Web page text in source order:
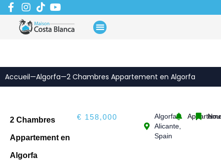
Aller
au
contenu
Accueil—Algorfa—2 Chambres Appartement en Algorfa
2 Chambres
Appartement en
Algorfa
€ 158,000
Algorfa,
Alicante,
Spain